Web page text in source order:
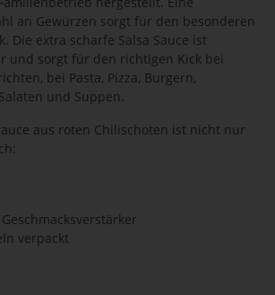
an Gewürzen sorgt für den besonderen
Die extra scharfe Salsa Sauce ist
und sorgt für den richtigen Kick bei
bei Pasta, Pizza, Burgern,
und Suppen.
aus roten Chilischoten ist nicht nur
verpackt